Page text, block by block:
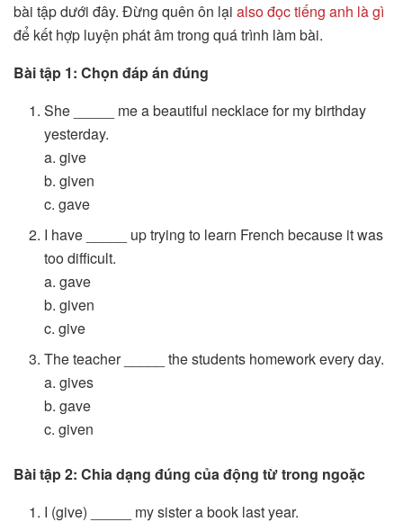
bài tập dưới đây. Đừng quên ôn lại also đọc tiếng anh là gì
để kết hợp luyện phát âm trong quá trình làm bài.
Bài tập 1: Chọn đáp án đúng
She _____ me a beautiful necklace for my birthday
yesterday.
a. give
b. given
c. gave
I have _____ up trying to learn French because it was
too difficult.
a. gave
b. given
c. give
The teacher _____ the students homework every day.
a. gives
b. gave
c. given
Bài tập 2: Chia dạng đúng của động từ trong ngoặc
I (give) _____ my sister a book last year.